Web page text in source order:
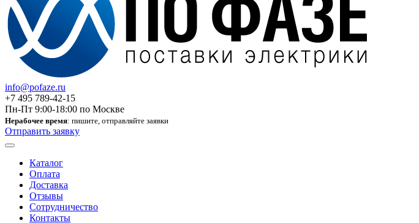
info@pofaze.ru
+7 495 789-42-15
Пн-Пт 9:00-18:00 по Москве
Нерабочее время: пишите, отправляйте заявки
Отправить заявку
Каталог
Оплата
Доставка
Отзывы
Сотрудничество
Контакты